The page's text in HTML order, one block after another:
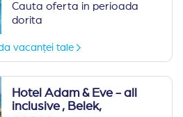
Cauta oferta in perioada
dorita
vacanței tale
Hotel Adam & Eve - all
inclusive , Belek,